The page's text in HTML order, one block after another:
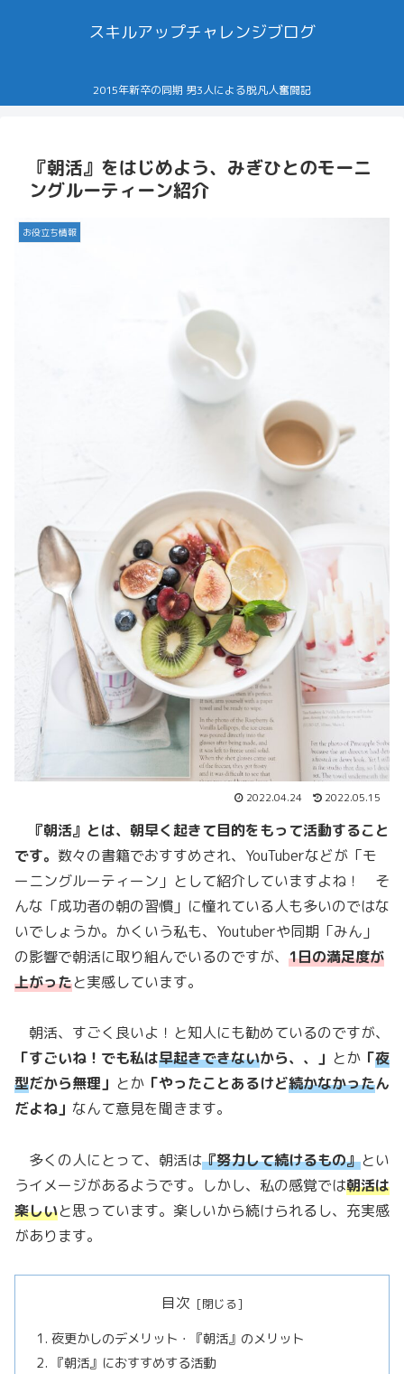
スキルアップチャレンジブログ
2015年新卒の同期 男3人による脱凡人奮闘記
『朝活』をはじめよう、みぎひとのモーニ
ングルーティーン紹介
お役立ち情報
2022.04.24 2022.05.15
『朝活』とは、朝早く起きて目的をもって活動すること
です。 数々の書籍でおすすめされ、YouTuberなどが「モ
ーニングルーティーン」として紹介していますよね！ そ
んな「成功者の朝の習慣」に憧れている人も多いのではな
いでしょうか。かくいう私も、Youtuberや同期「みん」
の影響で朝活に取り組んでいるのですが、 1日の満足度が
上がったと実感しています。
朝活、すごく良いよ！と知人にも勧めているのですが、
「すごいね！でも私は早起きできないから、、」 とか 「夜
型だから無理」 とか 「やったことあるけど続かなかったん
だよね」 なんて意見を聞きます。
多くの人にとって、朝活は『努力して続けるもの』とい
うイメージがあるようです。しかし、私の感覚では朝活は
楽しいと思っています。楽しいから続けられるし、充実感
があります。
目次
夜更かしのデメリット・『朝活』のメリット
『朝活』におすすめする活動